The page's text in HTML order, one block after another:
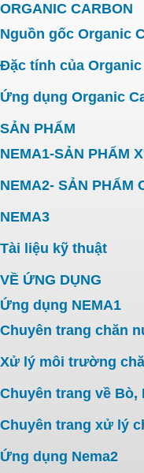
ORGANIC CARBON
Nguồn gốc Organic
Đặc tính của Organic
Ứng dụng Organic
SẢN PHẨM
NEMA1-SẢN PHẨM
NEMA2- SẢN PHẨM
NEMA3
Tài liệu kỹ thuật
VỀ ỨNG DỤNG
Ứng dụng NEMA1
Chuyên trang chăn
Xử lý môi trường
Chuyên trang về Bò,
Chuyên trang xử lý
Ứng dụng Nema2